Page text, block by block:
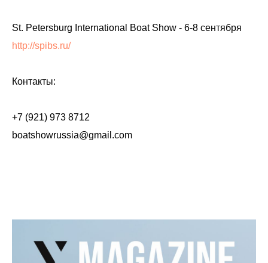
St. Petersburg International Boat Show - 6-8 сентября
http://spibs.ru/
Контакты:
+7 (921) 973 8712
boatshowrussia@gmail.com